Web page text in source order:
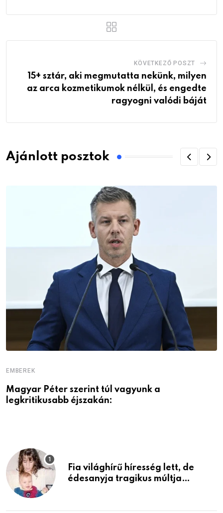
KÖVETKEZŐ POSZT
15+ sztár, aki megmutatta nekünk, milyen
az arca kozmetikumok nélkül, és engedte
ragyogni valódi báját
Ajánlott posztok
EMBEREK
Magyar Péter szerint túl vagyunk a
legkritikusabb éjszakán:
Fia világhírű híresség lett, de
édesanyja tragikus múltja